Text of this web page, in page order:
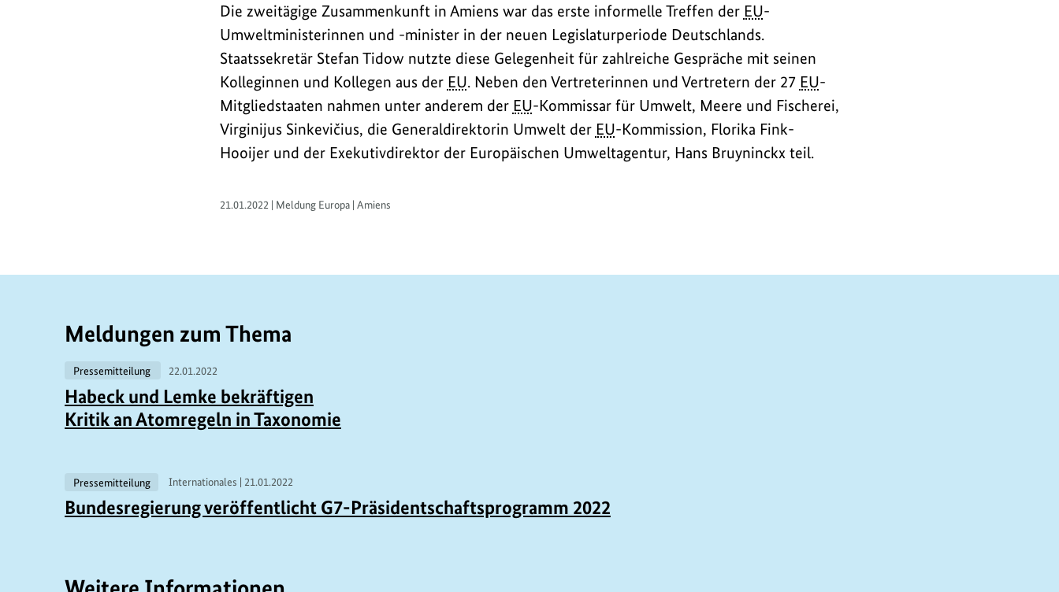
Treffen
teil.
Die zweitägige Zusammenkunft in Amiens war das erste informelle Treffen der EU-
Umweltministerinnen und -minister in der neuen Legislaturperiode Deutschlands.
Staatssekretär Stefan Tidow nutzte diese Gelegenheit für zahlreiche Gespräche mit seinen
Kolleginnen und Kollegen aus der EU. Neben den Vertreterinnen und Vertretern der 27 EU-
Mitgliedstaaten nahmen unter anderem der EU-Kommissar für Umwelt, Meere und Fischerei,
Virginijus Sinkevičius, die Generaldirektorin Umwelt der EU-Kommission, Florika Fink-
Hooijer und der Exekutivdirektor der Europäischen Umweltagentur, Hans Bruyninckx teil.
21.01.2022 | Meldung Europa | Amiens
Meldungen zum Thema
Pressemitteilung 22.01.2022
Habeck und Lemke bekräftigen
Kritik an Atomregeln in Taxonomie
V
e
Pressemitteilung Internationales | 21.01.2022
Bundesregierung veröffentlicht G7-Präsidentschaftsprogramm 2022